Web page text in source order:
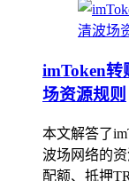
imToken转
场资源规则
本文解答了
波场网络的
配额、抵押